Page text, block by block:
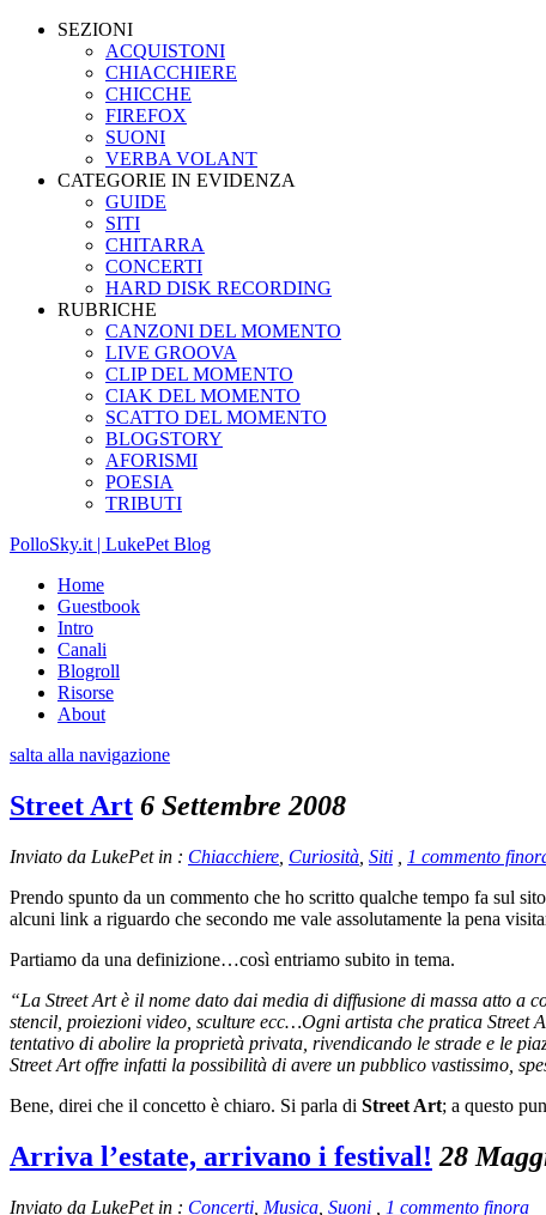
SEZIONI
ACQUISTONI
CHIACCHIERE
CHICCHE
FIREFOX
SUONI
VERBA VOLANT
CATEGORIE IN EVIDENZA
GUIDE
SITI
CHITARRA
CONCERTI
HARD DISK RECORDING
RUBRICHE
CANZONI DEL MOMENTO
LIVE GROOVA
CLIP DEL MOMENTO
CIAK DEL MOMENTO
SCATTO DEL MOMENTO
BLOGSTORY
AFORISMI
POESIA
TRIBUTI
PolloSky.it | LukePet Blog
Home
Guestbook
Intro
Canali
Blogroll
Risorse
About
salta alla navigazione
Street Art 6 Settembre 2008
Inviato da LukePet in : Chiacchiere Curiosità Siti
1 commento
Prendo spunto da un commento che ho scritto qualche tempo fa sul
alcuni link a riguardo che secondo me vale assolutamente la pena
Partiamo da una definizione…così entriamo subito in tema.
“La Street Art è il nome dato dai media di diffusione di massa atto a
stencil, proiezioni video, sculture ecc…Ogni artista che pratica Street
tentativo di abolire la proprietà privata, rivendicando le strade e le
Street Art offre infatti la possibilità di avere un pubblico vastissimo,
Bene, direi che il concetto è chiaro. Si parla di Street Art; a questo
Arriva l’estate, arrivano i festival! 28
Inviato da LukePet in : Concerti Musica Suoni
1 commento finora